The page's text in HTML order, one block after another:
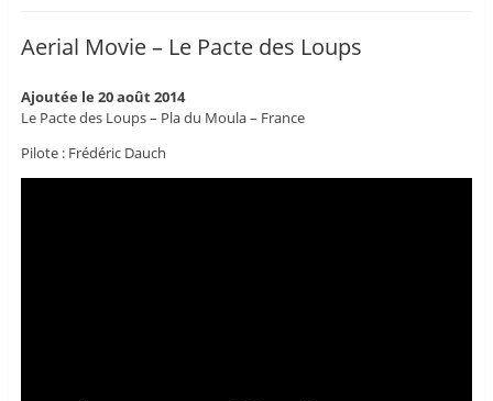
Aerial Movie – Le Pacte des Loups
Ajoutée le 20 août 2014
Le Pacte des Loups – Pla du Moula – France
Pilote : Frédéric Dauch